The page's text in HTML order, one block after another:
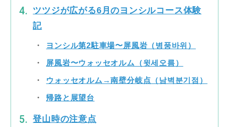
ツツジが広がる6月のヨンシルコース体験
記
ヨンシル第2駐車場〜屏風岩（병풍바위）
屏風岩〜ウォッセオルム（윗세오름）
ウォッセオルム→南壁分岐点（남벽분기점）
帰路と展望台
登山時の注意点